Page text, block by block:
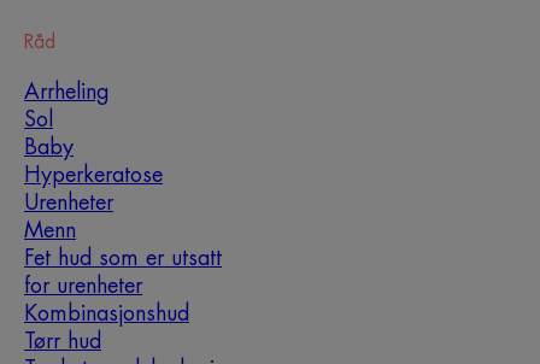
Råd
Arrheling
Sol
Baby
Hyperkeratose
Urenheter
Menn
Fet hud som er utsatt
for urenheter
Kombinasjonshud
Tørr hud